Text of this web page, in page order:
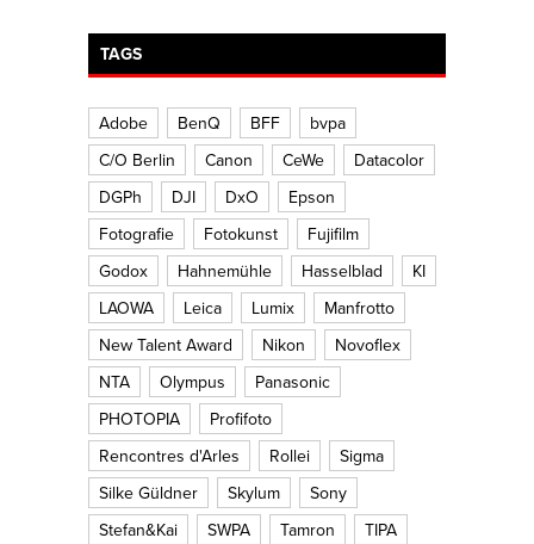
TAGS
Adobe BenQ BFF
bvpa
C/O Berlin
Canon CeWe
Datacolor
DGPh
DJI DxO
Epson
Fotografie
Fotokunst
Fujifilm
Godox
Hahnemühle Hasselblad
KI
LAOWA
Leica Lumix
Manfrotto
New Talent Award
Nikon
Novoflex
NTA
Olympus
Panasonic
PHOTOPIA
Profifoto
Rencontres d'Arles
Rollei
Sigma
Silke Güldner
Skylum
Sony
Stefan&Kai
SWPA Tamron
TIPA